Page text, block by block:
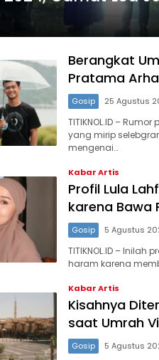
Berangkat
Pratama
Gosip 25 Agustus
TITIKNOL.ID –
yang mirip
mengenai…
Kabar Artis
Profil Lula
karena Bawa
Gosip 5 Agustus
TITIKNOL.ID –
haram karena
Kabar Artis
Kisahnya
saat Umrah
Gosip 5 Agustus